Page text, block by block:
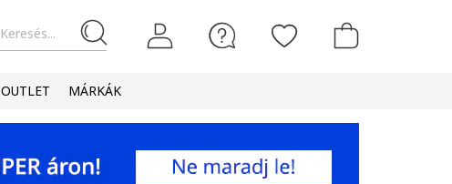
Keresés...
OUTLET MÁRKÁK